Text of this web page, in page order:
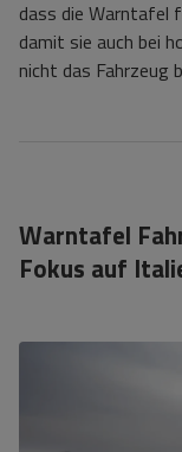
dass die Warntafel
damit sie auch bei
nicht das Fahrzeug
Warntafel
Fokus auf